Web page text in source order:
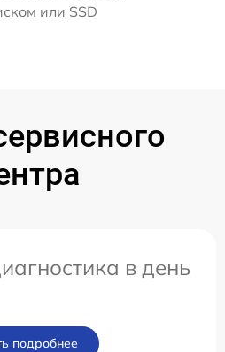
или SSD
в день
подробнее